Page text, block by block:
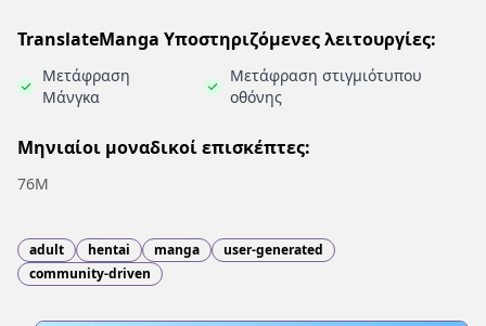
TranslateManga Υποστηριζόμενες λειτουργίες:
Μετάφραση
Μάνγκα
Μετάφραση στιγμιότυπου
οθόνης
Μηνιαίοι μοναδικοί επισκέπτες:
76M
adult hentai manga
user-generated
community-driven